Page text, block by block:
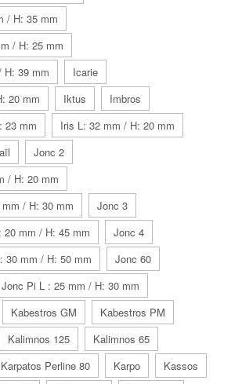
/ H: 35 mm
/ H: 25 mm
H: 39 mm
Icarie
20 mm
Iktus
Imbros
23 mm
Iris L: 32 mm / H: 20 mm
Jonc 2
/ H: 20 mm
/ H: 30 mm
Jonc 3
20 mm / H: 45 mm
Jonc 4
30 mm / H: 50 mm
Jonc 60
Jonc Pi L : 25 mm / H: 30 mm
Kabestros GM
Kabestros PM
Kalimnos 125
Kalimnos 65
Karpatos Perline 80 Karpo
Kassos